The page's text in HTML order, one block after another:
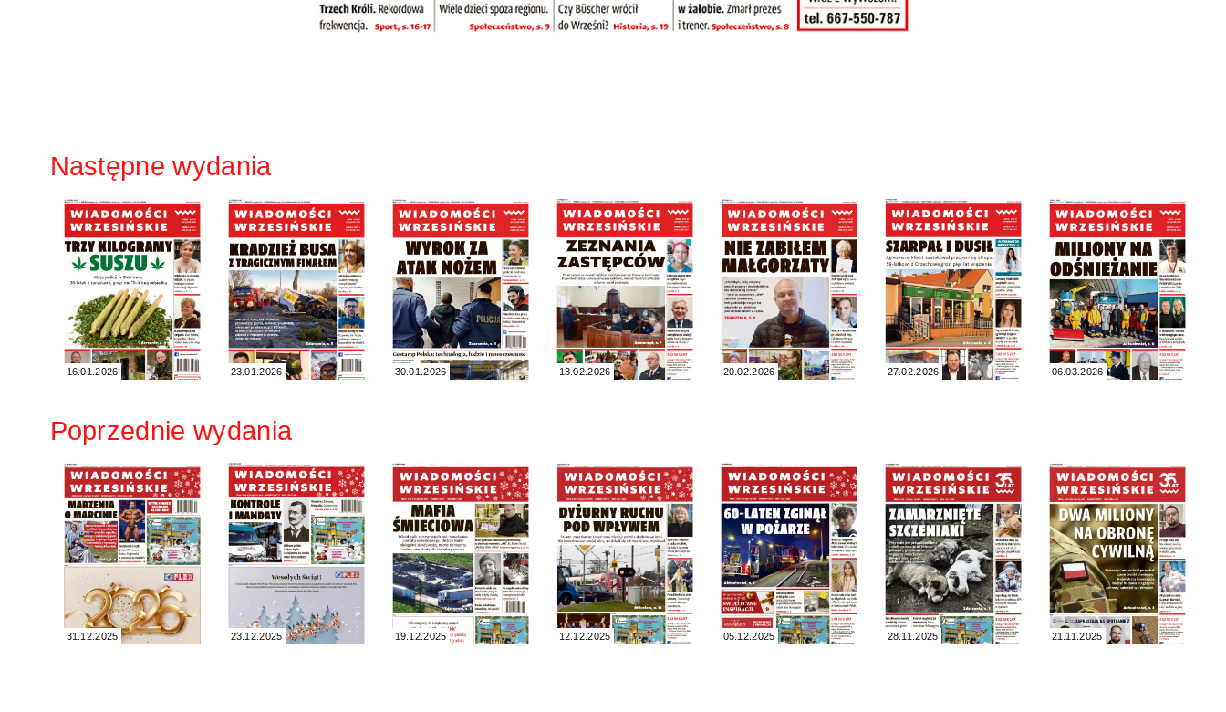
Następne wydania
16.01.2026 23.01.2026 30.01.2026 13.02.2026 20.02.2026 27.02.2026 06.03.2026
Poprzednie wydania
31.12.2025 23.12.2025 19.12.2025 12.12.2025 05.12.2025 28.11.2025 21.11.2025